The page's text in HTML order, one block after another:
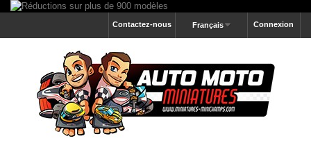
Connexion
Français
Contactez-nous